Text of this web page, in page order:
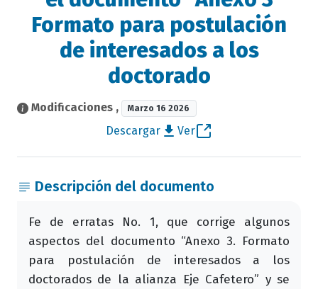
Formato para postulación
de interesados a los
doctorado
Modificaciones , Marzo 16 2026
Descargar Ver
Descripción del documento
Fe de erratas No. 1, que corrige algunos
aspectos del documento “Anexo 3. Formato
para postulación de interesados a los
doctorados de la alianza Eje Cafetero” y se